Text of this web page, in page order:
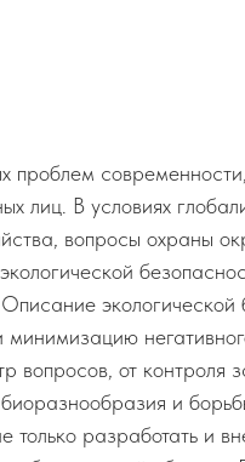
проблем
лиц. В условиях
вопросы охраны
экологической
вопросов, от
и
только разработать и